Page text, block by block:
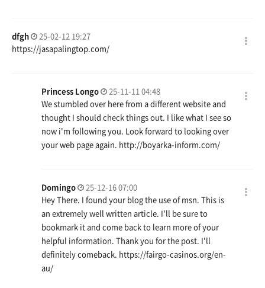
dfgh
25-02-12 19:27
https://jasapalingtop.com/
Princess Longo
25-11-11 04:48
We stumbled over here from a different website and
thought I should check things out. I like what I see so
now i'm following you. Look forward to looking over
your web page again. http://boyarka-inform.com/
Domingo
25-12-16 07:00
Hey There. I found your blog the use of msn. This is
an extremely well written article. I'll be sure to
bookmark it and come back to learn more of your
helpful information. Thank you for the post. I'll
definitely comeback. https://fairgo-casinos.org/en-
au/